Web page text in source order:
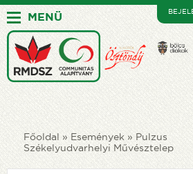
MENÜ
Főoldal Események
Pulzus
Székelyudvarhelyi Művésztelep